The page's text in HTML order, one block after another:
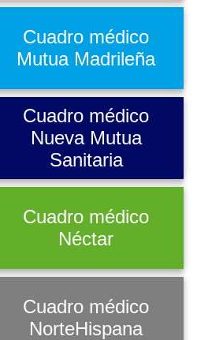
Cuadro médico
Mutua Madrileña
Cuadro médico
Nueva Mutua
Sanitaria
Cuadro médico
Néctar
Cuadro médico
NorteHispana